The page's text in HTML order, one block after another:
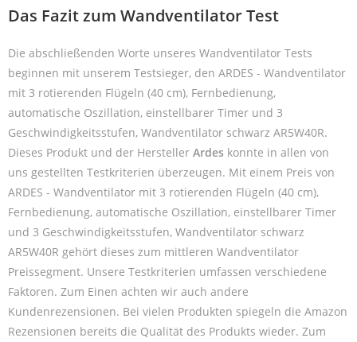
Das Fazit zum Wandventilator Test
Die abschließenden Worte unseres Wandventilator Tests
beginnen mit unserem Testsieger, den ARDES - Wandventilator
mit 3 rotierenden Flügeln (40 cm), Fernbedienung,
automatische Oszillation, einstellbarer Timer und 3
Geschwindigkeitsstufen, Wandventilator schwarz AR5W40R.
Dieses Produkt und der Hersteller Ardes konnte in allen von
uns gestellten Testkriterien überzeugen. Mit einem Preis von
ARDES - Wandventilator mit 3 rotierenden Flügeln (40 cm),
Fernbedienung, automatische Oszillation, einstellbarer Timer
und 3 Geschwindigkeitsstufen, Wandventilator schwarz
AR5W40R gehört dieses zum mittleren Wandventilator
Preissegment. Unsere Testkriterien umfassen verschiedene
Faktoren. Zum Einen achten wir auch andere
Kundenrezensionen. Bei vielen Produkten spiegeln die Amazon
Rezensionen bereits die Qualität des Produkts wieder. Zum